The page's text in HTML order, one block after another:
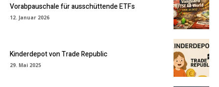
Vorabpauschale für ausschüttende ETFs
12. Januar 2026
Kinderdepot von Trade Republic
29. Mai 2025